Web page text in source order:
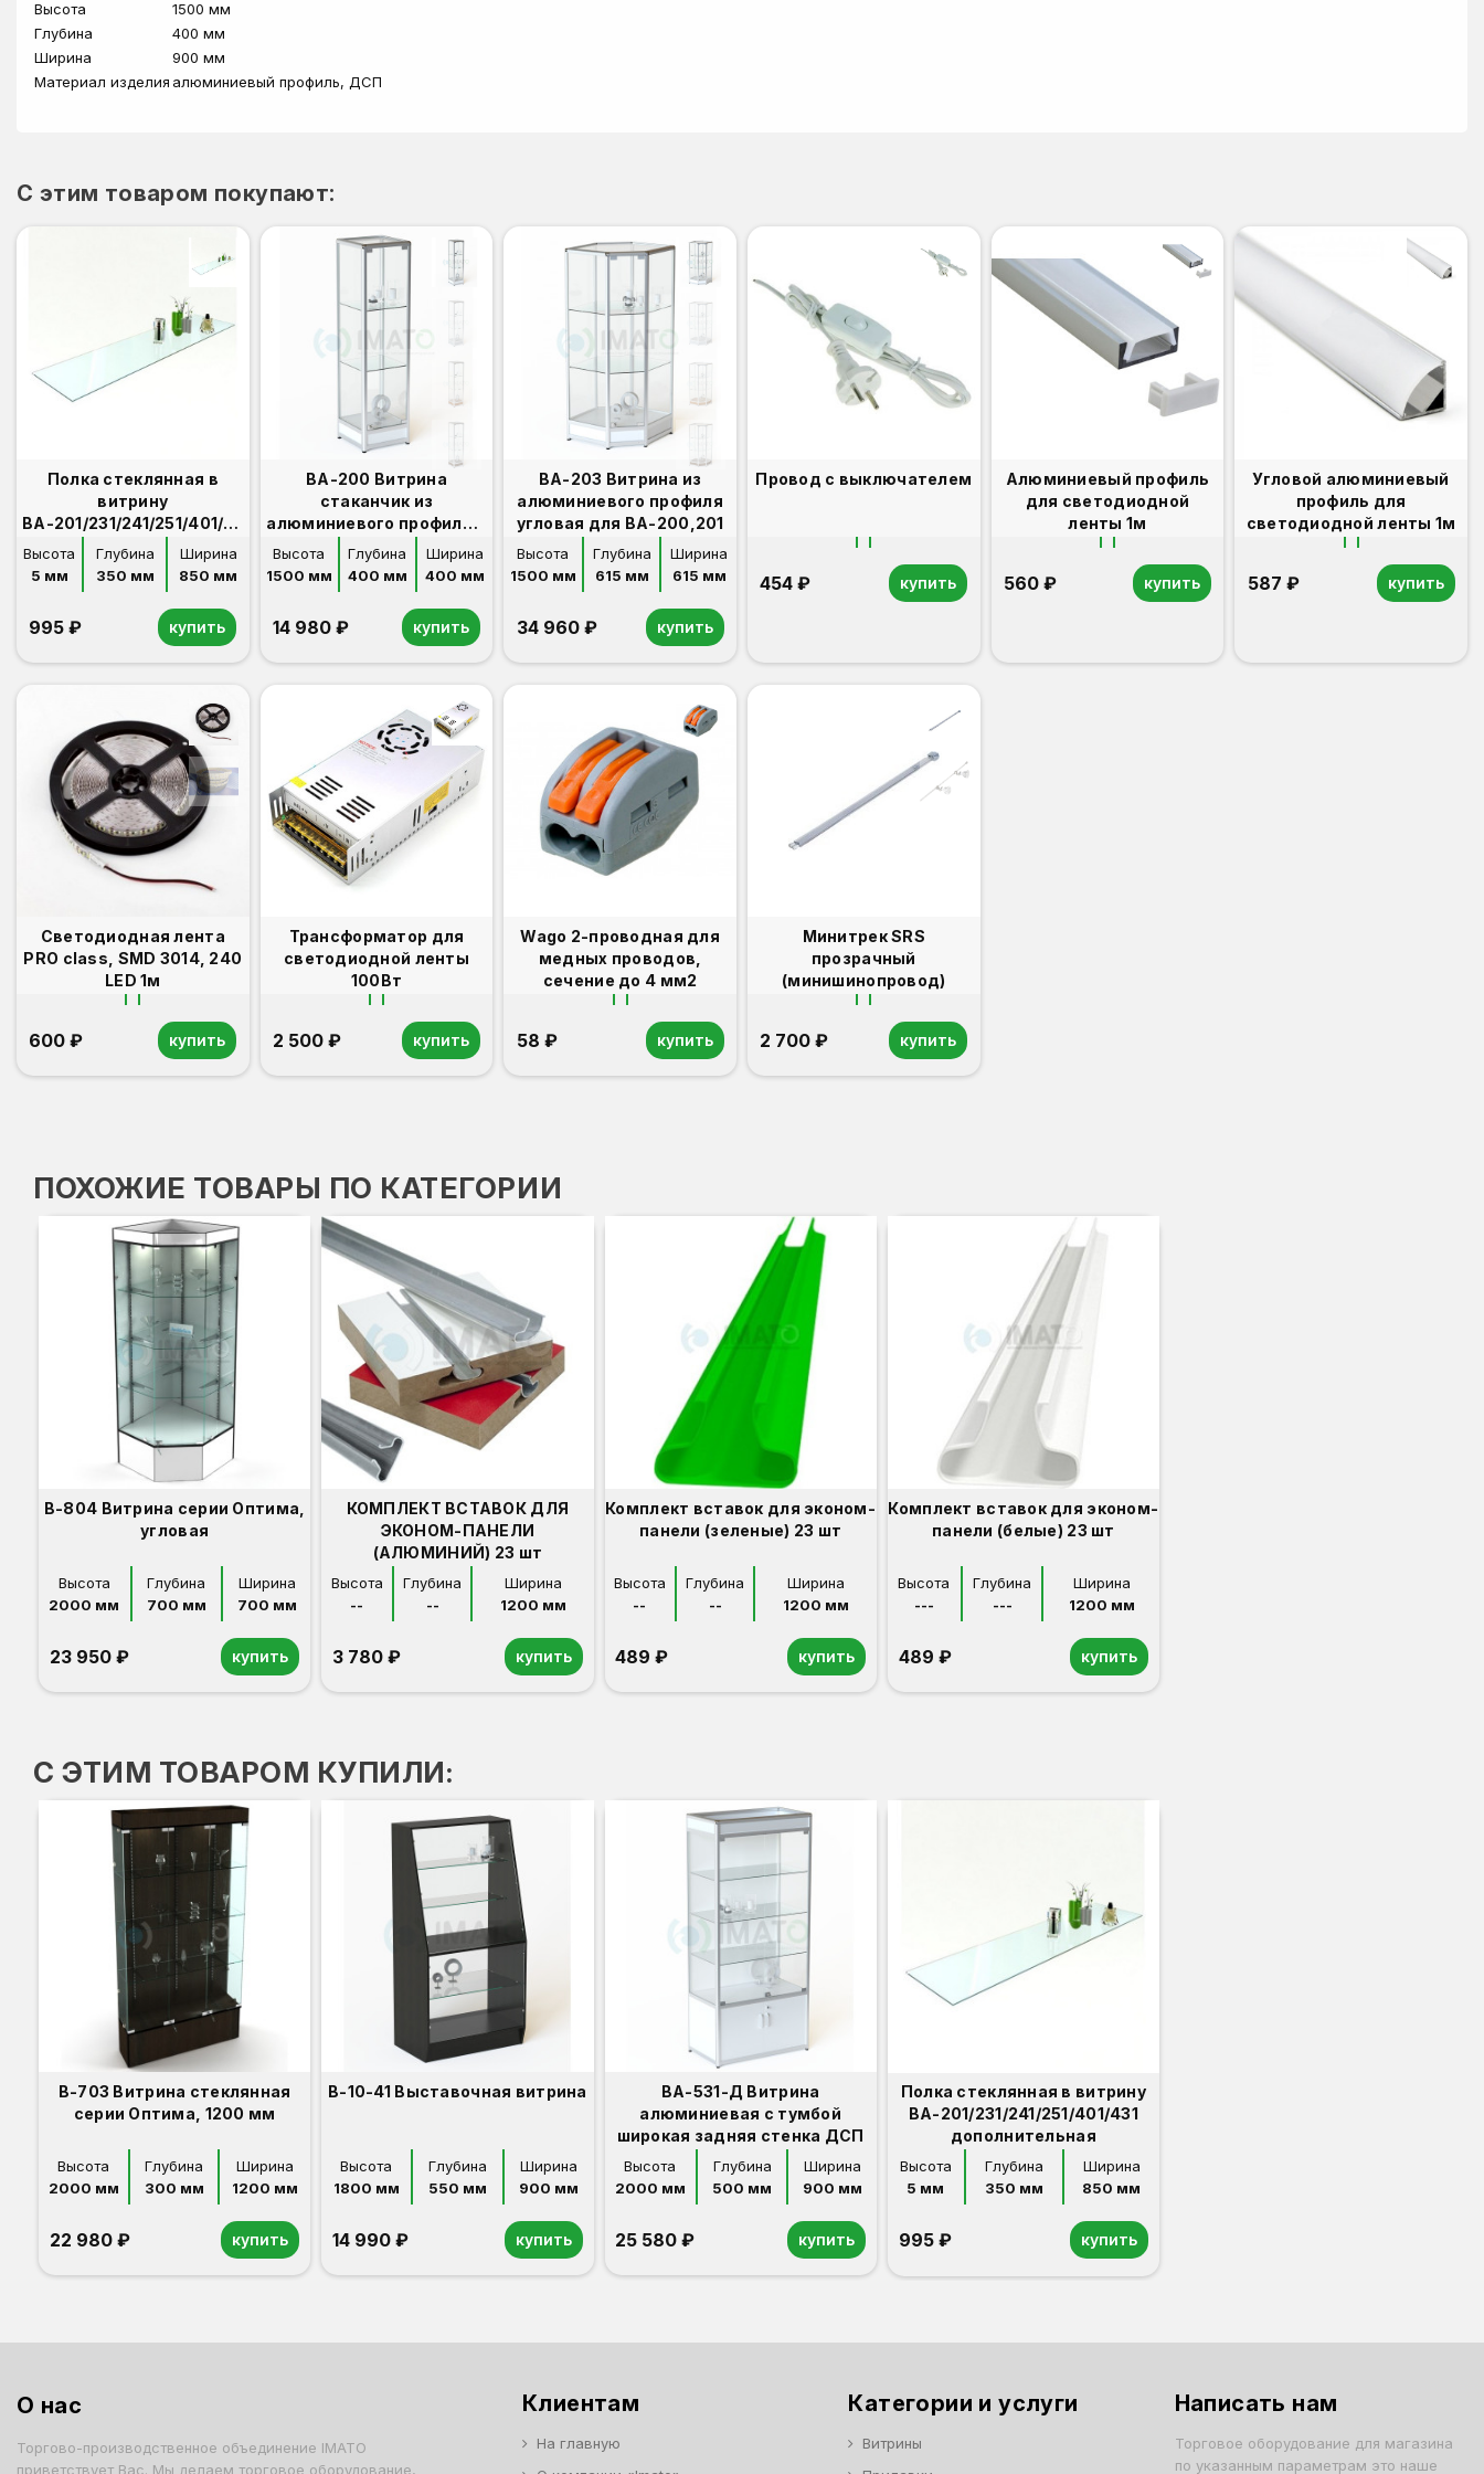
Высота
1500 мм
Глубина
400 мм
Ширина
900 мм
Материал изделия алюминиевый профиль, ДСП
C этим товаром покупают:
Полка стеклянная в
витрину
ВА-201/231/241/251/401/431
дополнительная
Высота
5 мм
Глубина
350 мм
Ширина
850 мм
995 ₽ купить
ВА-200 Витрина
стаканчик из
алюминиевого профиля с
подиумом
Высота
1500 мм
Глубина
400 мм
Ширина
400 мм
14 980 ₽ купить
ВА-203 Витрина из
алюминиевого профиля
угловая для ВА-200,201
Высота
1500 мм
Глубина
615 мм
Ширина
615 мм
34 960 ₽ купить
Провод с выключателем
454 ₽ купить
Алюминиевый профиль
для светодиодной
ленты 1м
560 ₽ купить
Угловой алюминиевый
профиль для
светодиодной ленты 1м
587 ₽ купить
Светодиодная лента
PRO class, SMD 3014, 240
LED 1м
600 ₽ купить
Трансформатор для
светодиодной ленты
100Вт
2 500 ₽ купить
Wago 2-проводная для
медных проводов,
сечение до 4 мм2
58 ₽ купить
Минитрек SRS
прозрачный
(минишинопровод)
2 700 ₽ купить
ПОХОЖИЕ ТОВАРЫ ПО КАТЕГОРИИ
В-804 Витрина серии Оптима,
угловая
Высота
2000 мм
Глубина
700 мм
Ширина
700 мм
23 950 ₽ купить
КОМПЛЕКТ ВСТАВОК ДЛЯ
ЭКОНОМ-ПАНЕЛИ
(АЛЮМИНИЙ) 23 шт
Высота
--
Глубина
--
Ширина
1200 мм
3 780 ₽ купить
Комплект вставок для эконом-
панели (зеленые) 23 шт
Высота
--
Глубина
--
Ширина
1200 мм
489 ₽ купить
Комплект вставок для эконом-
панели (белые) 23 шт
Высота
---
Глубина
---
Ширина
1200 мм
489 ₽ купить
С ЭТИМ ТОВАРОМ КУПИЛИ:
В-703 Витрина стеклянная
серии Оптима, 1200 мм
Высота
2000 мм
Глубина
300 мм
Ширина
1200 мм
22 980 ₽ купить
В-10-41 Выставочная витрина
Высота
1800 мм
Глубина
550 мм
Ширина
900 мм
14 990 ₽ купить
ВА-531-Д Витрина
алюминиевая с тумбой
широкая задняя стенка ДСП
Высота
2000 мм
Глубина
500 мм
Ширина
900 мм
25 580 ₽ купить
Полка стеклянная в витрину
ВА-201/231/241/251/401/431
дополнительная
Высота
5 мм
Глубина
350 мм
Ширина
850 мм
995 ₽ купить
О нас
Торгово-производственное объединение IMATO
приветствует Вас. Мы делаем торговое оборудование,
Клиентам
На главную
Категории и услуги
Витрины
Написать нам
Торговое оборудование для магазина
по указанным параметрам это наше